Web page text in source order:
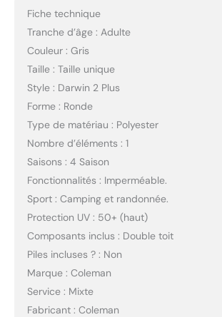
Fiche technique
Tranche d’âge : Adulte
Couleur : Gris
Taille : Taille unique
Style : Darwin 2 Plus
Forme : Ronde
Type de matériau : Polyester
Nombre d’éléments : 1
Saisons : 4 Saison
Fonctionnalités : Imperméable.
Sport : Camping et randonnée.
Protection UV : 50+ (haut)
Composants inclus : Double toit
Piles incluses ? : Non
Marque : Coleman
Service : Mixte
Fabricant : Coleman